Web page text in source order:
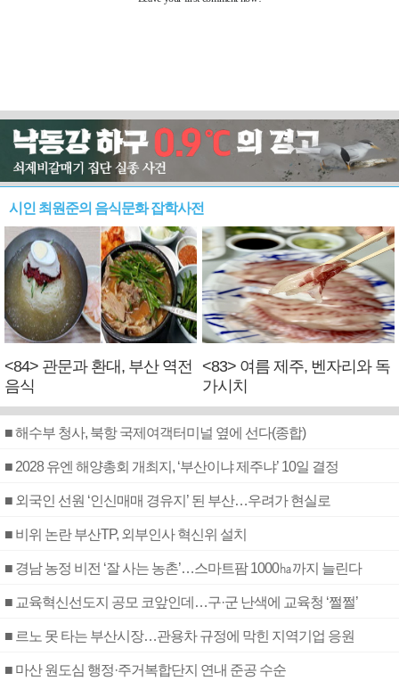
시인 최원준의 음식문화 잡학사전
<84> 관문과 환대, 부산 역전
음식
<83> 여름 제주, 벤자리와 독
가시치
■ 해수부 청사, 북항 국제여객터미널 옆에 선다(종합)
■ 2028 유엔 해양총회 개최지, ‘부산이냐 제주냐’ 10일 결정
■ 외국인 선원 ‘인신매매 경유지’ 된 부산…우려가 현실로
■ 비위 논란 부산TP, 외부인사 혁신위 설치
■ 경남 농정 비전 ‘잘 사는 농촌’…스마트팜 1000㏊까지 늘린다
■ 교육혁신선도지 공모 코앞인데…구·군 난색에 교육청 ‘쩔쩔’
■ 르노 못 타는 부산시장…관용차 규정에 막힌 지역기업 응원
■ 마산 원도심 행정·주거복합단지 연내 준공 수순